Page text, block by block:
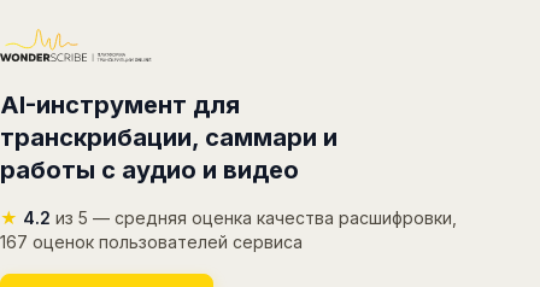
AI-инструмент для
транскрибации, саммари и
работы с аудио и видео
★ 4.2 из 5 — средняя оценка качества расшифровки,
167 оценок пользователей сервиса